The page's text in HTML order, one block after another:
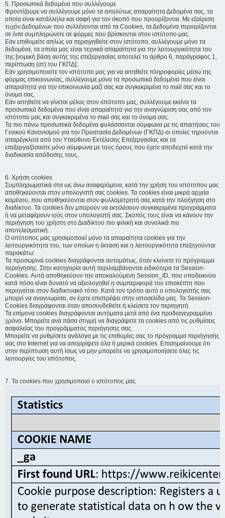
5. Προσωπικά δεδομένα που συλλέγουμε
Φροντίζουμε να συλλέγουμε μόνο τα απολύτως απαραίτητα Δεδομένα σας, τα
οποία είναι κατάλληλα και σαφή για τον σκοπό που προορίζονται. Με εξαίρεση
τυχόν Δεδομένων που συλλέγονται από τα Cookies, τα Δεδομένα περιορίζονται
σε όσα συμπληρώνετε σε φόρμες που βρίσκονται στον ιστότοπο μας.
Εάν επιθυμείτε απλώς να περιηγηθείτε στον ιστότοπο, συλλέγουμε μόνο τα
δεδομένα, τα οποία μας είναι τεχνικά απαραίτητα για την λειτουργικότητα του
της [νομική βάση αυτής της επεξεργασίας αποτελεί το άρθρο 6, παράγραφος 1,
περίπτωση (στ) του ΓΚΠΔ]:
Εάν χρησιμοποιείτε τον ιστότοπο μας για να αιτηθείτε πληροφορίες μέσω της
φόρμας επικοινωνίας, συλλέγουμε μόνο τα προσωπικά δεδομένα που είναι
απαραίτητα για την επικοινωνία μαζί σας και συγκεκριμένα το mail σας και το
όνομα σας.
Εάν αιτηθείτε να γίνεται μέλος στον ιστότοπο μας, συλλέγουμε εκείνα τα
προσωπικά δεδομένα που είναι απαραίτητα για την αναγνώριση σας από τον
ιστότοπο μας και συγκεκριμένα το mail σας και το όνομα σας.
Τα πιο πάνω προσωπικά δεδομένα φυλάσσονται σύμφωνα με τις απαιτήσεις του
Γενικού Κανονισμού για την Προστασία Δεδομένων (ΓΚΠΔ) οι οποίες τηρούνται
απαρέγκλιτα από τον Υπεύθυνο Εκτέλεσης Επεξεργασίας και τα
επεξεργαζόσαστε μόνο σύμφωνα με τους όρους που έχετε αποδεχτεί κατά την
διαδικασία απόδοσης τους.
6. Χρήση cookies
Συμπληρωματικά στα ως άνω αναφερόμενα, κατά την χρήση του ιστότοπου μας
αποθηκεύονται στον υπολογιστή σας cookies. Τα cookies είναι μικρά αρχεία
κειμένου, που αποθηκεύονται στον φυλλομετρητή σας κατά την πλοήγηση στο
διαδίκτυο. Τα cookies δεν μπορούν να εκτελέσουν συγκεκριμένα προγράμματα
ή να μεταφέρουν ιούς στον υπολογιστή σας. Σκοπός τους είναι να κάνουν την
περιήγηση του χρήστη στο Διαδίκτυο πιο φιλική και συνολικά πιο
αποτελεσματική.
Ο ιστότοπος μας χρησιμοποιεί μόνο τα απαραίτητα cookies για την
λειτουργικότητα του, των οποίων η έκταση και η λειτουργικότητα επεξηγούνται
παρακάτω:
Τα προσωρινά cookies διαγράφονται αυτομάτως, όταν κλείνετε το πρόγραμμα
περιήγησης. Στην κατηγορία αυτή περιλαμβάνονται ειδικότερα τα Session-
Cookies. Αυτά αποθηκεύουν την αποκαλούμενη Session_ID, που υποδεικνύει
κατά πόσο είναι δυνατό να αξιολογηθεί η συμπεριφορά του επισκέπτη που
περιηγείται στον διαδικτυακό τόπο. Κατά τον τρόπο αυτό ο υπολογιστής σας
μπορεί να αναγνωρίσει, αν έχετε επιστρέψει στην ιστοσελίδα μας. Τα Session-
Cookies διαγράφονται όταν αποσυνδεθείτε ή κλείσετε τον περιηγητή.
Τα επίμονα cookies διαγράφονται αυτόματα μετά από ένα προδιαγεγραμμένο
χρόνο. Μπορείτε ανά πάσα στιγμή να διαγράψετε τα cookies από τις ρυθμίσεις
ασφαλείας του προγράμματος περιήγησης σας.
Μπορείτε να ρυθμίσετε ανάλογα με τις επιθυμίες σας το πρόγραμμα περιήγησής
σας στο Internet για να απορρίψετε όλα ή μερικά cookies. Επισημαίνουμε ότι
στην περίπτωση αυτή ίσως να μην μπορείτε να χρησιμοποιήσετε όλες τις
λειτουργίες του ιστότοπος.
7. Τα cookies που χρησιμοποιεί ο ιστότοπος μας